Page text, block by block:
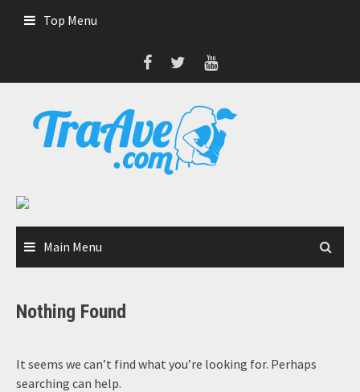
Top Menu
Main Menu
Nothing Found
It seems we can’t find what you’re looking for. Perhaps
searching can help.